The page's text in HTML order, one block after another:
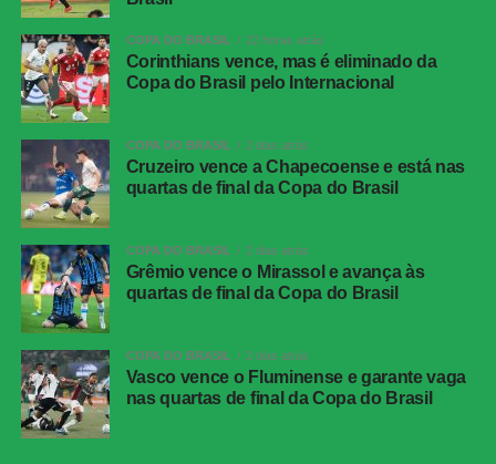
ida das oitavas de final)
Data e horário:03.08 (segunda-feira), às 21h (de
Brasília)
Local:
FICHA
TÉCNICA
Partida
Competição
Campeonato Brasileiro – 21ª rodada
Local
Neo Química Arena, São Paulo (SP)
Data
Horário
19h30 (de Brasília)
Público
38.963 torcedores
Renda
COPA DO BRASIL 22 horas atrás
Corinthians vence, mas é eliminado da
Copa do Brasil pelo Internacional
COPA DO BRASIL 2 dias atrás
Cruzeiro vence a Chapecoense e está nas
quartas de final da Copa do Brasil
COPA DO BRASIL 2 dias atrás
Grêmio vence o Mirassol e avança às
quartas de final da Copa do Brasil
COPA DO BRASIL 2 dias atrás
Vasco vence o Fluminense e garante vaga
nas quartas de final da Copa do Brasil